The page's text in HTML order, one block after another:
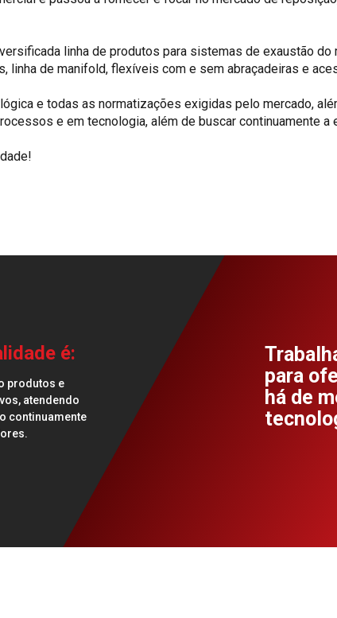
linha de produtos para sistemas de exaustão
de manifold, flexíveis com e sem abraçadeiras e
e todas as normatizações exigidas pelo mercado,
e em tecnologia, além de buscar continuamente
é:
produtos e
atendendo
continuamente
para
há de